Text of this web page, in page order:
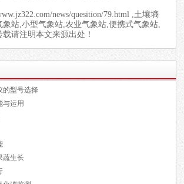
news/quesition/79.html ,土壤墒
象站,小型气象站,农业气象站,便携式气象站,
请注明本文来源出处！
的型号选择
与运用
蔬生长